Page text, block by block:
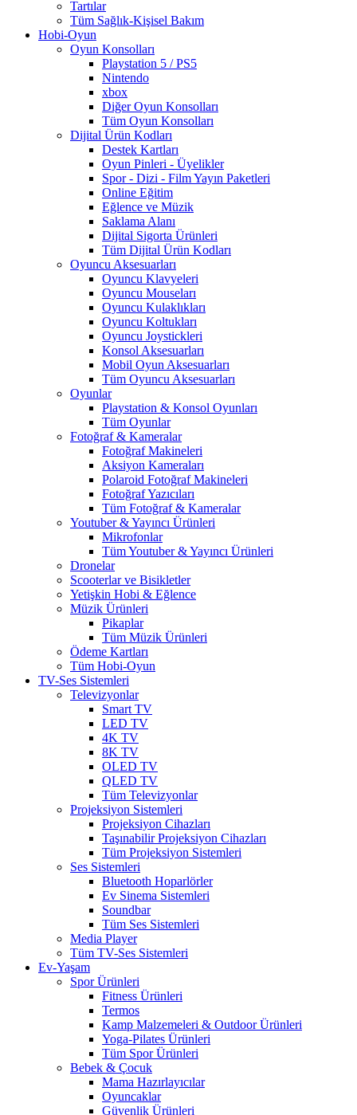
Tartılar
Tüm Sağlık-Kişisel Bakım
Hobi-Oyun
Oyun Konsolları
Playstation 5 / PS5
Nintendo
xbox
Diğer Oyun Konsolları
Tüm Oyun Konsolları
Dijital Ürün Kodları
Destek Kartları
Oyun Pinleri - Üyelikler
Spor - Dizi - Film Yayın Paketleri
Online Eğitim
Eğlence ve Müzik
Saklama Alanı
Dijital Sigorta Ürünleri
Tüm Dijital Ürün Kodları
Oyuncu Aksesuarları
Oyuncu Klavyeleri
Oyuncu Mouseları
Oyuncu Kulaklıkları
Oyuncu Koltukları
Oyuncu Joystickleri
Konsol Aksesuarları
Mobil Oyun Aksesuarları
Tüm Oyuncu Aksesuarları
Oyunlar
Playstation & Konsol Oyunları
Tüm Oyunlar
Fotoğraf & Kameralar
Fotoğraf Makineleri
Aksiyon Kameraları
Polaroid Fotoğraf Makineleri
Fotoğraf Yazıcıları
Tüm Fotoğraf & Kameralar
Youtuber & Yayıncı Ürünleri
Mikrofonlar
Tüm Youtuber & Yayıncı Ürünleri
Dronelar
Scooterlar ve Bisikletler
Yetişkin Hobi & Eğlence
Müzik Ürünleri
Pikaplar
Tüm Müzik Ürünleri
Ödeme Kartları
Tüm Hobi-Oyun
TV-Ses Sistemleri
Televizyonlar
Smart TV
LED TV
4K TV
8K TV
OLED TV
QLED TV
Tüm Televizyonlar
Projeksiyon Sistemleri
Projeksiyon Cihazları
Taşınabilir Projeksiyon Cihazları
Tüm Projeksiyon Sistemleri
Ses Sistemleri
Bluetooth Hoparlörler
Ev Sinema Sistemleri
Soundbar
Tüm Ses Sistemleri
Media Player
Tüm TV-Ses Sistemleri
Ev-Yaşam
Spor Ürünleri
Fitness Ürünleri
Termos
Kamp Malzemeleri & Outdoor Ürünleri
Yoga-Pilates Ürünleri
Tüm Spor Ürünleri
Bebek & Çocuk
Mama Hazırlayıcılar
Oyuncaklar
Güvenlik Ürünleri